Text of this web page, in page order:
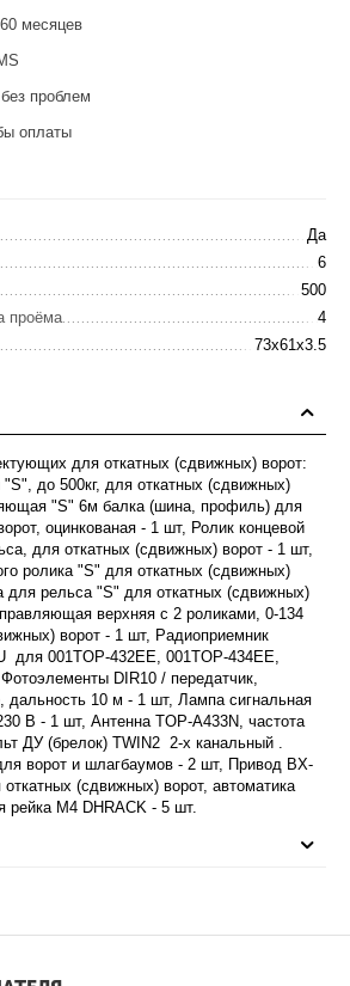
месяцев
проблем
оплаты
Да
6
500
проёма
4
73х61х3.5
для откатных (сдвижных) ворот:
до 500кг, для откатных (сдвижных)
"S" 6м балка (шина, профиль) для
оцинкованая - 1 шт, Ролик концевой
для откатных (сдвижных) ворот - 1 шт,
ролика "S" для откатных (сдвижных)
для рельса "S" для откатных (сдвижных)
верхняя с 2 роликами, 0-134
ворот - 1 шт, Радиоприемник
для 001TOP-432EE, 001TOP-434EE,
DIR10 / передатчик,
дальность 10 м - 1 шт, Лампа сигнальная
В - 1 шт, Антенна TOP-A433N, частота
ДУ (брелок) TWIN2 2-х канальный .
ворот и шлагбаумов - 2 шт, Привод BX-
(сдвижных) ворот, автоматика
рейка М4 DHRACK - 5 шт.